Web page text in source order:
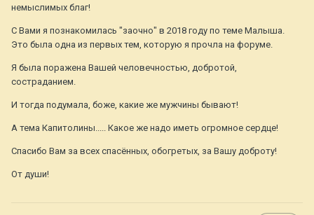
немыслимых благ!
С Вами я познакомилась "заочно" в 2018 году по теме Малыша.
Это была одна из первых тем, которую я прочла на форуме.
Я была поражена Вашей человечностью, добротой,
состраданием.
И тогда подумала, боже, какие же мужчины бывают!
А тема Капитолины..... Какое же надо иметь огромное сердце!
Спасибо Вам за всех спасённых, обогретых, за Вашу доброту!
От души!